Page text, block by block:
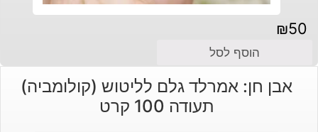
₪50
הוסף לסל
אבן חן: אמרלד גלם לליטוש (קולומביה)
תעודה 100 קרט